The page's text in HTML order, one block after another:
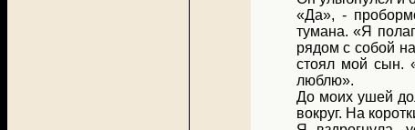
«Да», -
тумана. «Я
рядом с собой
стоял мой сын.
люблю».
До моих ушей
вокруг. На